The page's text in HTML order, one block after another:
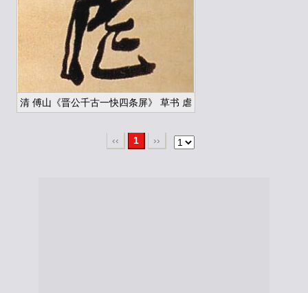
清 傅山《晋公千古一快四条屏》 草书 虐
‹‹ 1 ››